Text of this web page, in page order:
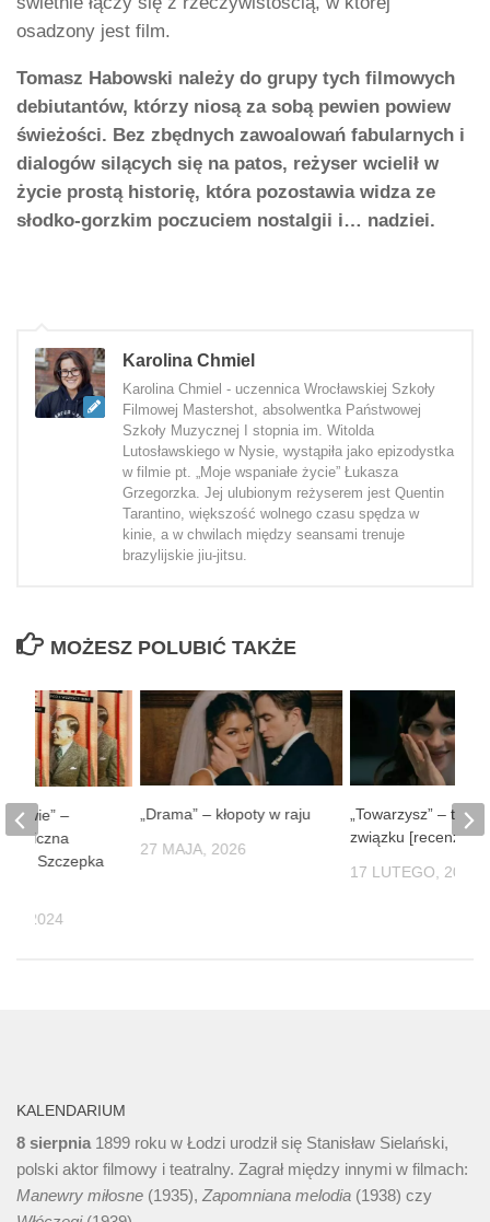
osadzony jest film.
Tomasz Habowski należy do grupy tych filmowych
debiutantów, którzy niosą za sobą pewien powiew
świeżości. Bez zbędnych zawoalowań fabularnych i
dialogów silących się na patos, reżyser wcielił w
życie prostą historię, która pozostawia widza ze
słodko-gorzkim poczuciem nostalgii i… nadziei.
Karolina Chmiel
Karolina Chmiel - uczennica Wrocławskiej Szkoły
Filmowej Mastershot, absolwentka Państwowej
Szkoły Muzycznej I stopnia im. Witolda
Lutosławskiego w Nysie, wystąpiła jako epizodystka
w filmie pt. „Moje wspaniałe życie” Łukasza
Grzegorzka. Jej ulubionym reżyserem jest Quentin
Tarantino, większość wolnego czasu spędza w
kinie, a w chwilach między seansami trenuje
brazylijskie jiu-jitsu.
MOŻESZ POLUBIĆ TAKŻE
„Drama” – kłopoty w raju
27 MAJA, 2026
„Towarzysz” –
związku [recenzja]
17 LUTEGO, 2025
–
i Szczepka
2024
KALENDARIUM
8 sierpnia 1899 roku w Łodzi urodził się Stanisław Sielański,
polski aktor filmowy i teatralny. Zagrał między innymi w filmach:
Manewry miłosne (1935), Zapomniana melodia (1938) czy